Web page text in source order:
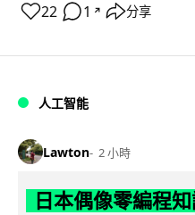
22 1 ↗ 分享
人工智能
Lawton 2 小時
日本偶像零編程